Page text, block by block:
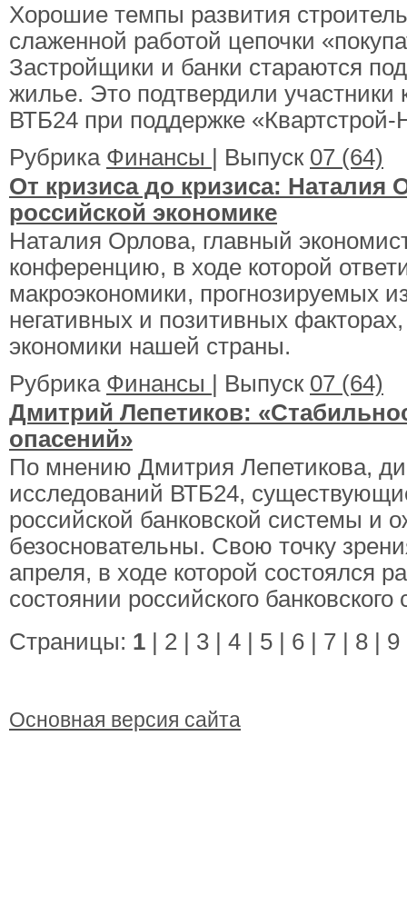
Хорошие темпы развития
слаженной работой цепочки
Застройщики и банки стараются
жилье. Это подтвердили участники
ВТБ24 при поддержке
Рубрика Финансы | Выпуск 07 (64)
От кризиса до кризиса:
российской экономике
Наталия Орлова, главный
конференцию, в ходе которой
макроэкономики, прогнозируемых
негативных и позитивных
экономики нашей страны.
Рубрика Финансы | Выпуск 07 (64)
Дмитрий Лепетиков:
опасений»
По мнению Дмитрия Лепетикова,
исследований ВТБ24,
российской банковской системы и
безосновательны. Свою точку
апреля, в ходе которой состоялся
состоянии российского
Страницы: 1 | 2 | 3 | 4 | 5 | 6 | 7 | 8 | 9
Основная версия сайта